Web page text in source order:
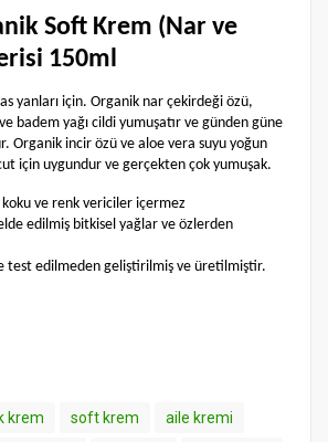
Soft Krem (Nar ve
150ml
yanları için. Organik nar çekirdeği özü,
badem yağı cildi yumuşatır ve günden güne
Organik incir özü ve aloe vera suyu yoğun
için uygundur ve gerçekten çok yumuşak.
ve renk vericiler içermez
edilmiş bitkisel yağlar ve özlerden
test edilmeden geliştirilmiş ve üretilmiştir.
krem soft krem
aile kremi